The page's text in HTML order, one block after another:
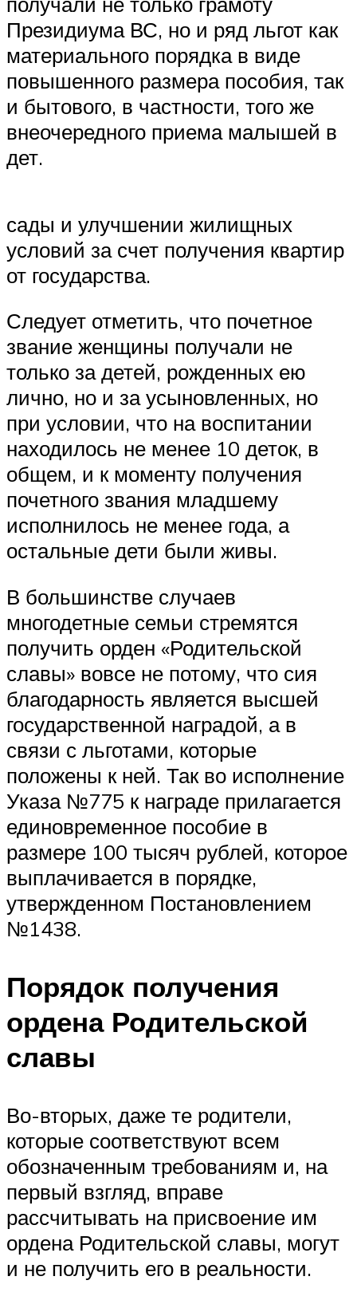
Президиума ВС, но и ряд льгот как
материального порядка в виде
повышенного размера пособия, так
и бытового, в частности, того же
внеочередного приема малышей в
дет.
сады и улучшении жилищных
условий за счет получения квартир
от государства.
Следует отметить, что почетное
звание женщины получали не
только за детей, рожденных ею
лично, но и за усыновленных, но
при условии, что на воспитании
находилось не менее 10 деток, в
общем, и к моменту получения
почетного звания младшему
исполнилось не менее года, а
остальные дети были живы.
В большинстве случаев
многодетные семьи стремятся
получить орден «Родительской
славы» вовсе не потому, что сия
благодарность является высшей
государственной наградой, а в
связи с льготами, которые
положены к ней. Так во исполнение
Указа №775 к награде прилагается
единовременное пособие в
размере 100 тысяч рублей, которое
выплачивается в порядке,
утвержденном Постановлением
№1438.
Порядок получения
ордена Родительской
славы
Во-вторых, даже те родители,
которые соответствуют всем
обозначенным требованиям и, на
первый взгляд, вправе
рассчитывать на присвоение им
ордена Родительской славы, могут
и не получить его в реальности.